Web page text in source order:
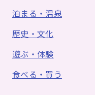
泊まる・温泉
歴史・文化
遊ぶ・体験
食べる・買う